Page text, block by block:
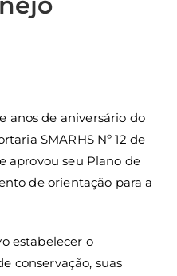
anos de aniversário do
SMARHS Nº 12 de
aprovou seu Plano de
de orientação para a
estabelecer o
conservação, suas